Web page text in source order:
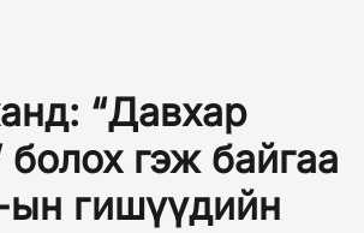
“Давхар
болох гэж байгаа
гишүүдийн